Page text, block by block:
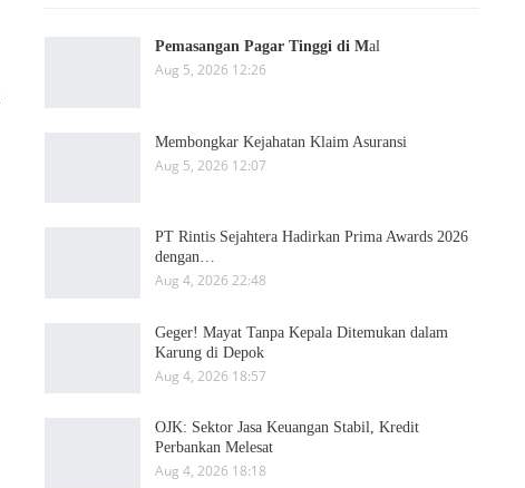
Pemasangan Pagar Tinggi di Mal
Aug 5, 2026 12:26
Membongkar Kejahatan Klaim Asuransi
Aug 5, 2026 12:07
PT Rintis Sejahtera Hadirkan Prima Awards 2026
dengan…
Aug 4, 2026 22:48
Geger! Mayat Tanpa Kepala Ditemukan dalam
Karung di Depok
Aug 4, 2026 18:57
OJK: Sektor Jasa Keuangan Stabil, Kredit
Perbankan Melesat
Aug 4, 2026 18:18